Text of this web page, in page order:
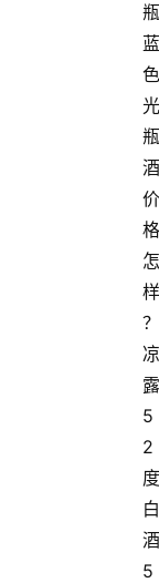
瓶
蓝
色
光
瓶
酒
价
格
怎
样
？
凉
露
5
2
度
白
酒
5